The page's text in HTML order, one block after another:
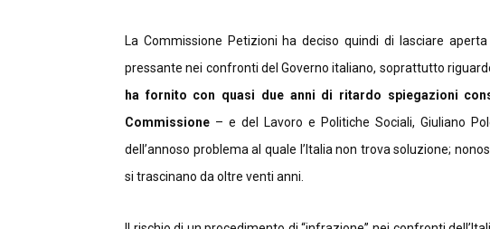
La Commissione Petizioni ha deciso quindi di lasciare
pressante nei confronti del Governo italiano, soprattutto
ha fornito con quasi due anni di ritardo spiegazioni
Commissione – e del Lavoro e Politiche Sociali, Giuliano
dell’annoso problema al quale l’Italia non trova soluzione;
si trascinano da oltre venti anni.